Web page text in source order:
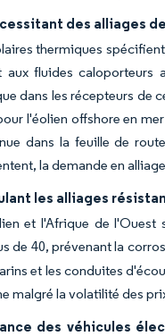
des alliages
thermiques
fluides caloporteurs
dans les récepteurs de
l'éolien offshore en
dans la feuille de
la demande en
les alliages
et l'Afrique de l'Ouest
de 40, prévenant la
et les conduites
malgré la volatilité des
des véhicules